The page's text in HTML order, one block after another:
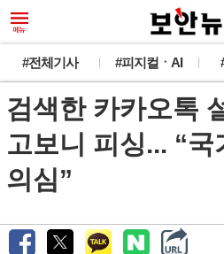
#전체기사 #피지컬ㆍAI
검색한 카카오톡
고보니 피싱... “국
의심”